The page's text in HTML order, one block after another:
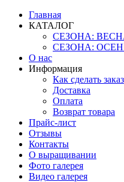
Главная
КАТАЛОГ
СЕЗОНА:
СЕЗОНА:
О нас
Информация
Как сделать заказ
Доставка
Оплата
Возврат товара
Прайс-лист
Отзывы
Контакты
О выращивании
Фото галерея
Видео галерея